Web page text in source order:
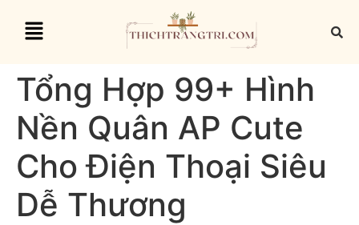
Tổng Hợp 99+ Hình
Nền Quân AP Cute
Cho Điện Thoại Siêu
Dễ Thương